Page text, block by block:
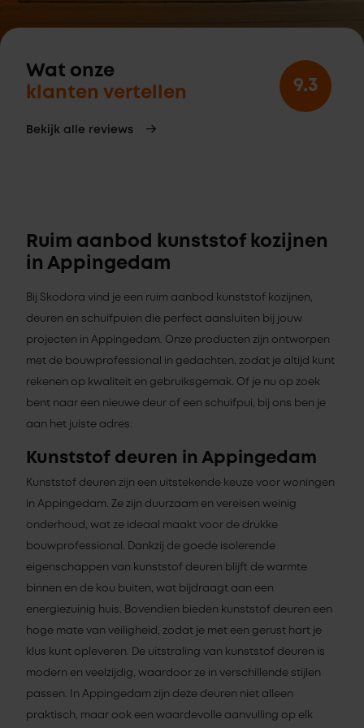
Wat onze
klanten vertellen
Bekijk alle reviews
9.3
Ruim aanbod kunststof kozijnen
in Appingedam
Bij Skodora vind je een ruim aanbod kunststof kozijnen,
deuren en schuifpuien die perfect aansluiten bij jouw
projecten in Appingedam. Onze producten zijn ontworpen
met de bouwprofessional in gedachten, zodat je altijd kunt
rekenen op kwaliteit en gebruiksgemak. Of je nu op zoek
bent naar een nieuwe deur of een schuifpui, bij ons ben je
aan het juiste adres.
Kunststof deuren in Appingedam
Kunststof deuren zijn een uitstekende keuze voor woningen
in Appingedam. Ze zijn duurzaam en vereisen weinig
onderhoud, wat ze ideaal maakt voor de drukke
bouwprofessional. Dankzij de goede isolerende
eigenschappen van kunststof deuren blijft de warmte
binnen en de kou buiten, wat bijdraagt aan een
energiezuinig huis. Bovendien bieden kunststof deuren een
hoge mate van veiligheid, zodat je met een gerust hart je
klus kunt opleveren. De uitstraling van kunststof deuren is
modern en veelzijdig, waardoor ze in verschillende stijlen
passen. In Appingedam zijn deze deuren niet alleen
praktisch, maar ook een waardevolle aanvulling op elk